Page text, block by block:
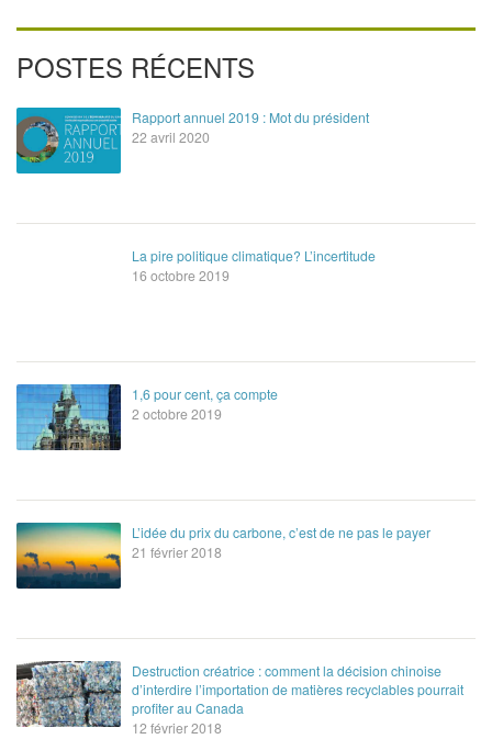
POSTES RÉCENTS
Rapport annuel 2019 : Mot du président
22 avril 2020
La pire politique climatique? L’incertitude
16 octobre 2019
1,6 pour cent, ça compte
2 octobre 2019
L’idée du prix du carbone, c’est de ne pas le payer
21 février 2018
Destruction créatrice : comment la décision chinoise
d’interdire l’importation de matières recyclables pourrait
profiter au Canada
12 février 2018